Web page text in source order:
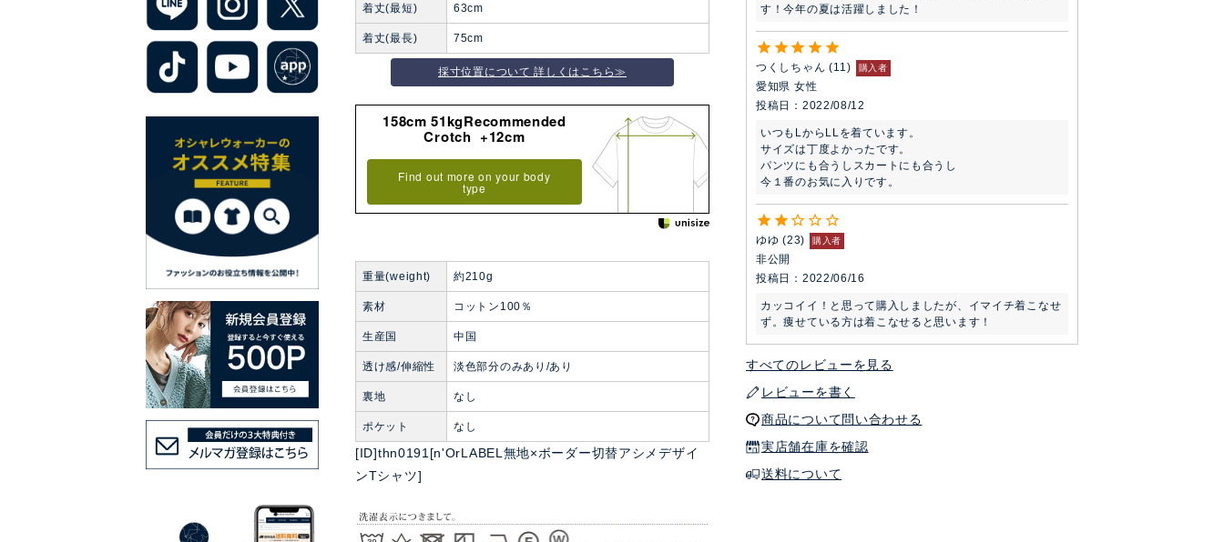
す！今年の夏は活躍しました！
つくしちゃん 11 購入者
愛知県 女性
投稿日
2022/08/12
いつもLからLLを着ています。
サイズは丁度よかったです。
パンツにも合うしスカートにも合うし
今１番のお気に入りです。
ゆゆ 23 購入者
非公開
投稿日
2022/06/16
カッコイイ！と思って購入しましたが、イマイチ着こなせ
ず。痩せている方は着こなせると思います！
すべてのレビューを見る
レビューを書く
商品について問い合わせる
実店舗在庫を確認
送料について
着丈(最短) 63cm
着丈(最長) 75cm
採寸位置について 詳しくはこちら≫
158cm 51kgRecommended
Crotch +12cm
Find out more on your body
type
重量(weight) 約210g
素材 コットン100％
生産国 中国
透け感/伸縮性 淡色部分のみあり/あり
裏地 なし
ポケット なし
[ID]thn0191[n'OrLABEL無地×ボーダー切替アシメデザイ
ンTシャツ]